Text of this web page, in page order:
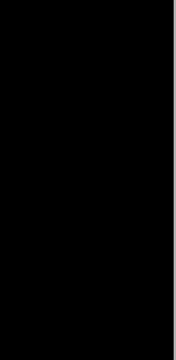
Un viaje al
o subtítulos que
o contratar un